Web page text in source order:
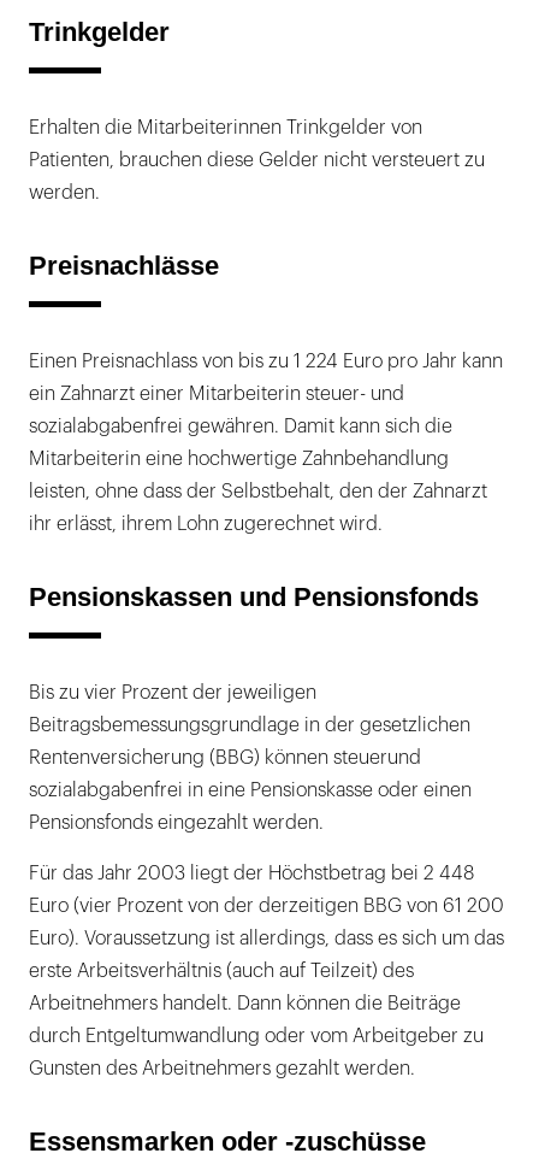
Trinkgelder
Erhalten die Mitarbeiterinnen Trinkgelder von
Patienten, brauchen diese Gelder nicht versteuert zu
werden.
Preisnachlässe
Einen Preisnachlass von bis zu 1 224 Euro pro Jahr kann
ein Zahnarzt einer Mitarbeiterin steuer- und
sozialabgabenfrei gewähren. Damit kann sich die
Mitarbeiterin eine hochwertige Zahnbehandlung
leisten, ohne dass der Selbstbehalt, den der Zahnarzt
ihr erlässt, ihrem Lohn zugerechnet wird.
Pensionskassen und Pensionsfonds
Bis zu vier Prozent der jeweiligen
Beitragsbemessungsgrundlage in der gesetzlichen
Rentenversicherung (BBG) können steuerund
sozialabgabenfrei in eine Pensionskasse oder einen
Pensionsfonds eingezahlt werden.
Für das Jahr 2003 liegt der Höchstbetrag bei 2 448
Euro (vier Prozent von der derzeitigen BBG von 61 200
Euro). Voraussetzung ist allerdings, dass es sich um das
erste Arbeitsverhältnis (auch auf Teilzeit) des
Arbeitnehmers handelt. Dann können die Beiträge
durch Entgeltumwandlung oder vom Arbeitgeber zu
Gunsten des Arbeitnehmers gezahlt werden.
Essensmarken oder -zuschüsse